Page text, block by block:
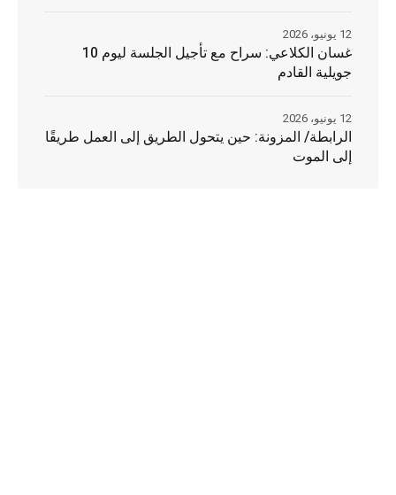
غسان الكلاعي: سراح مع تأجيل الجلسة ليوم 10
جويلية القادم
12 يونيو، 2026
الرابطة/ المزونة: حين يتحول الطريق إلى العمل طريقًا
إلى الموت
12 يونيو، 2026